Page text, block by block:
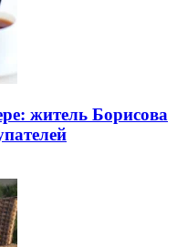
житель Борисова